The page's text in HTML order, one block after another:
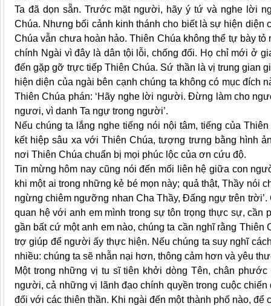
Ta đã dọn sẵn. Trước mặt người, hãy ý tứ và nghe lời
Chúa. Nhưng bối cảnh kinh thánh cho biết là sự hiện
Chúa vẫn chưa hoàn hảo. Thiên Chúa không thể tự bày
chính Ngài vì đây là dân tội lỗi, chống đối. Họ chỉ mới ở
đến gặp gỡ trực tiếp Thiên Chúa. Sứ thần là vị trung gian
hiện diện của ngài bên cạnh chúng ta không có mục đích
Thiên Chúa phán: ‘Hãy nghe lời người. Đừng làm cho
ngươi, vì danh Ta ngự trong người’.
Nếu chúng ta lắng nghe tiếng nói nội tâm, tiếng của
kết hiệp sâu xa với Thiên Chúa, tượng trưng bằng hình
nơi Thiên Chúa chuẩn bị mọi phúc lộc của ơn cứu độ.
Tin mừng hôm nay cũng nói đến mối liên hệ giữa con
khi một ai trong những kẻ bé mọn này; quả thật, Thầy nói
ngừng chiêm ngưỡng nhan Cha Thầy, Đấng ngự trên
quan hệ với anh em mình trong sự tôn trọng thực sự,
gần bất cứ một anh em nào, chúng ta cần nghĩ rằng
trợ giúp để người ấy thực hiện. Nếu chúng ta suy nghĩ
nhiều: chúng ta sẽ nhẫn nại hơn, thông cảm hơn và yêu
Một trong những vị tu sĩ tiên khởi dòng Tên, chân
người, cả những vị lãnh đạo chính quyền trong cuộc
đối với các thiên thần. Khi ngài đến một thành phố nào,